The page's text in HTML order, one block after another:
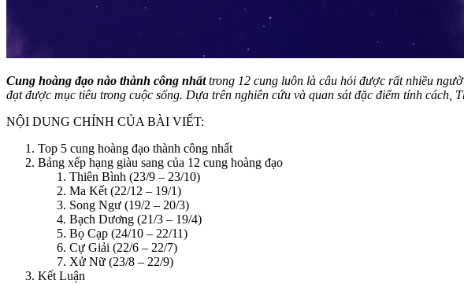
Cung hoàng đạo nào thành công nhấttrong 12 cung luôn là câu hỏi được rất nhiều
đạt được mục tiêu trong cuộc sống. Dựa trên nghiên cứu và quan sát đặc điểm tính
NỘI DUNG CHÍNH CỦA BÀI VIẾT:
Top 5 cung hoàng đạo thành công nhất
Bảng xếp hạng giàu sang của 12 cung hoàng đạo
Thiên Bình (23/9 – 23/10)
Ma Kết (22/12 – 19/1)
Song Ngư (19/2 – 20/3)
Bạch Dương (21/3 – 19/4)
Bọ Cạp (24/10 – 22/11)
Cự Giải (22/6 – 22/7)
Xử Nữ (23/8 – 22/9)
Kết Luận